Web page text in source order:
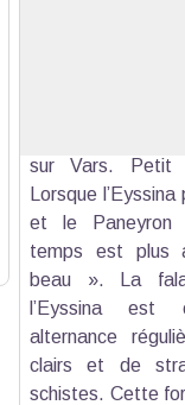
sur Vars.
Lorsque
et le Paneyron
temps est plus
beau ». La
l’Eyssina est
alternance
clairs et de
schistes. Cette